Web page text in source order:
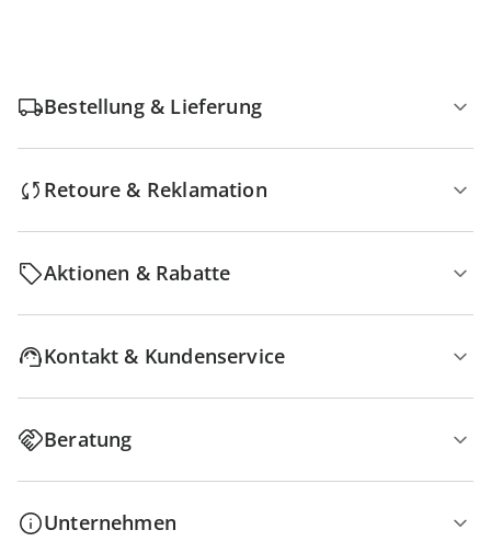
Bestellung & Lieferung
Retoure & Reklamation
Aktionen & Rabatte
Kontakt & Kundenservice
Beratung
Unternehmen